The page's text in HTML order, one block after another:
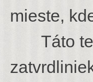
mieste,
Táto